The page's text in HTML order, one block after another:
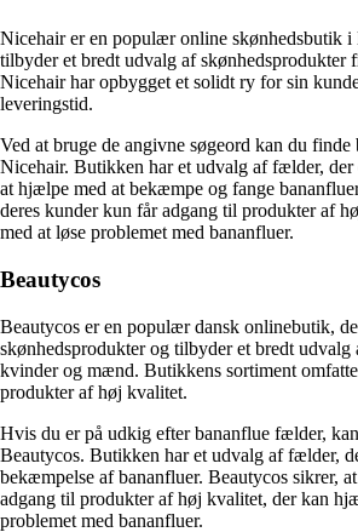
Nicehair er en populær online skønhedsbutik
tilbyder et bredt udvalg af skønhedsprodukter
Nicehair har opbygget et solidt ry for sin
leveringstid.
Ved at bruge de angivne søgeord kan du
Nicehair. Butikken har et udvalg af fælder,
at hjælpe med at bekæmpe og fange
deres kunder kun får adgang til produkter af
med at løse problemet med bananfluer.
Beautycos
Beautycos er en populær dansk onlinebutik,
skønhedsprodukter og tilbyder et bredt
kvinder og mænd. Butikkens sortiment
produkter af høj kvalitet.
Hvis du er på udkig efter bananflue fælder,
Beautycos. Butikken har et udvalg af fælder,
bekæmpelse af bananfluer. Beautycos sikrer,
adgang til produkter af høj kvalitet, der kan
problemet med bananfluer.